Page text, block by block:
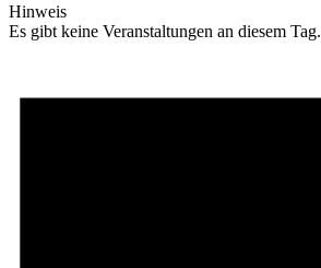
Hinweis
Es gibt keine Veranstaltungen an diesem Tag.